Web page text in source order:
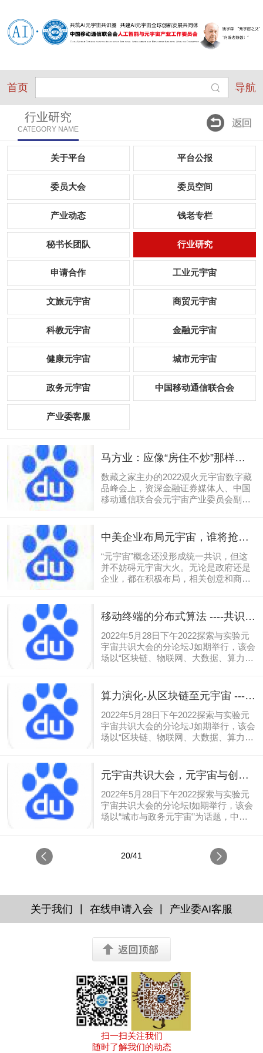
首页 导航
行业研究
CATEGORY NAME
关于平台 平台公报
委员大会 委员空间
产业动态 钱老专栏
秘书长团队 行业研究
申请合作 工业元宇宙
文旅元宇宙 商贸元宇宙
科教元宇宙 金融元宇宙
健康元宇宙 城市元宇宙
政务元宇宙 中国移动通信联合会
产业委客服
马方业：应像“房住不炒”那样不
炒“数藏”
数藏之家主办的2022观火元宇宙数字藏
品峰会上，资深金融证券媒体人、中国
移动通信联合会元宇宙产业委员会副主
表示：
中美企业布局元宇宙，谁将抢占
先机？
“元宇宙”概念还没形成统一共识，但这
并不妨碍元宇宙大火。无论是政府还是
企业，都在积极布局，相关创意和商业
宙的布局现状如何？中国企业发展元宇
宙有哪些优势？围绕这些问题，中新经
纬研究院对《元宇宙》一书的作者、中
国移动通信联合会元宇宙产业委员会执
行主任于佳宁进行了专访。
移动终端的分布式算法 ----共识大
会分论坛J会场名家名企演讲实录
2022年5月28日下午2022探索与实验元
宇宙共识大会的分论坛J如期举行，该会
场以“区块链、物联网、大数据、算力与
的分布式算力》重要演讲，正文如下：
目前来看，全球对算力的需求呈现逐渐
上升的趋势，当前的算力市场是什么一
种状态？目前还面临着哪些问题？全球
算力市场非常广阔，但需求却远远跟不
一种供需不对称的局面。面对计算需求
剧增，日益庞大的数据增量，同样体量
的计算规模越来越难以...
算⼒演化-从区块链⾄元宇宙 ----
共识大会分论坛J会场名家名企演
讲实录
2022年5月28日下午2022探索与实验元
宇宙共识大会的分论坛J如期举行，该会
场以“区块链、物联网、大数据、算力与
《算力之美：从区块链到元宇宙》重要
演讲，正文如下：2018年10⽉16⽇，张
⾸晟教授在⼀次演讲中谈道：“为美所驱
追求科学，真是⼀种 最⾼的境界，杨振
宁先⽣带领我进⼊的境界，在书本上是
公式，为我们解析了宇宙的⼀ 部分真
相。⼈类⽂明的进化即是在熵增中不断
元宇宙共识大会，元宇宙与创新
创业 ----共识大会分论坛I会场名
家名企演讲实录
2022年5月28日下午2022探索与实验元
宇宙共识大会的分论坛I如期举行，该会
场以“城市与政务元宇宙”为话题，中移
做了题为《宜居城市建设助理海南自贸
港产业发展》重要演讲，正文如下： 元
宇宙的核心价值在于产业价值。在发展
数字经济的过程中，数字产业化是手
段，产业数字化是目的。 元宇宙最关键
元宇宙的话题持续火热。以腾讯、字节
为首的国内互联网大厂...
20/41
关于我们 在线申请入会 产业委AI客服
扫一扫关注我们
随时了解我们的动态